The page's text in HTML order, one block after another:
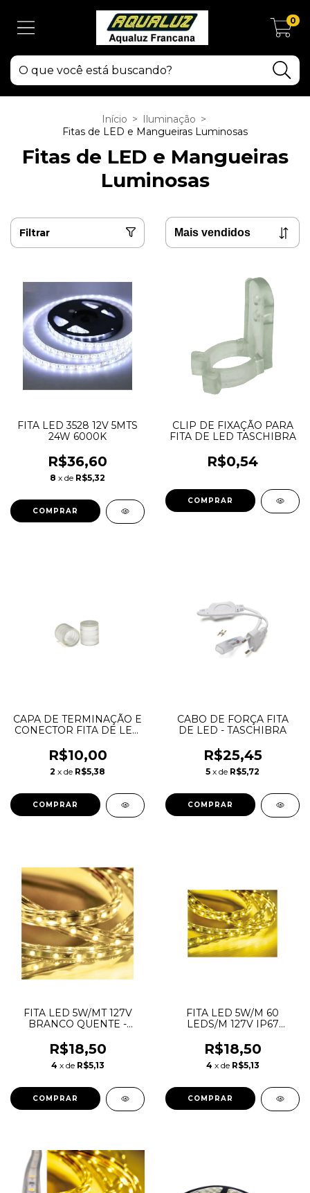
0
Início > Iluminação >
Fitas de LED e Mangueiras Luminosas
Fitas de LED e Mangueiras
Luminosas
Filtrar
FITA LED 3528 12V 5MTS
24W 6000K
R$36,60
8 x de R$5,32
CLIP DE FIXAÇÃO PARA
FITA DE LED TASCHIBRA
R$0,54
CAPA DE TERMINAÇÃO E
CONECTOR FITA DE LED
R$10,00
2 x de R$5,38
CABO DE FORÇA FITA
DE LED - TASCHIBRA
R$25,45
5 x de R$5,72
FITA LED 5W/MT 127V
BRANCO QUENTE -
R$18,50
4 x de R$5,13
FITA LED 5W/M 60
LEDS/M 127V IP67
R$18,50
4 x de R$5,13